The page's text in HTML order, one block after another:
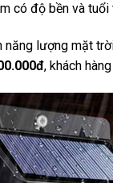
có độ bền và tuổi
năng lượng mặt
, khách